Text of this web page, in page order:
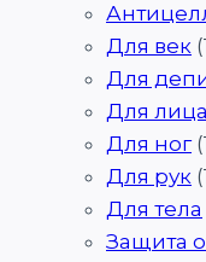
Для век
Для
Для
Для ног
Для рук
Для тела
Защита